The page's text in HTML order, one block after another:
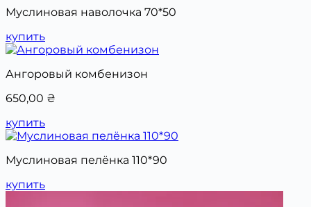
Муслиновая наволочка 70*50
купить
Ангоровый комбенизон
650,00 ₴
купить
Муслиновая пелёнка 110*90
купить